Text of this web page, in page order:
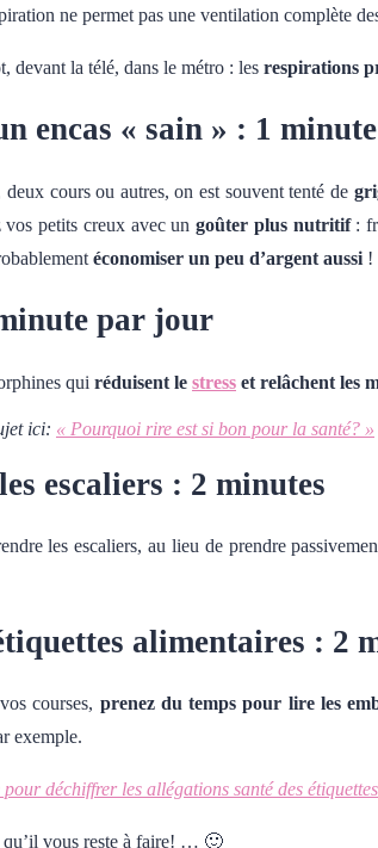
ne permet pas une ventilation complète
devant la télé, dans le métro : les respirations
encas « sain » : 1
cours ou autres, on est souvent tenté de
petits creux avec un goûter plus nutritif :
économiser un peu d’argent aussi !
par jour
qui réduisent le stress et relâchent les
ici: « Pourquoi rire est si bon pour la santé? »
escaliers : 2 minutes
les escaliers, au lieu de prendre
alimentaires : 2
courses, prenez du temps pour lire les
exemple.
déchiffrer les allégations santé des
qu’il vous reste à faire! … 🙂